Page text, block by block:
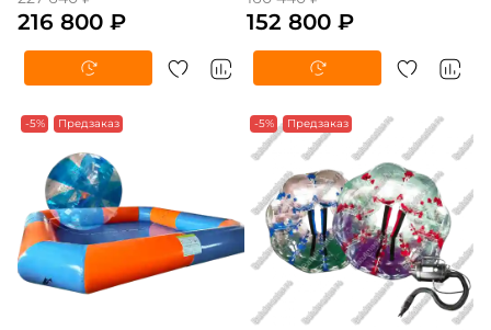
216 800 ₽ 152 800 ₽
-5% Предзаказ -5% Предзаказ